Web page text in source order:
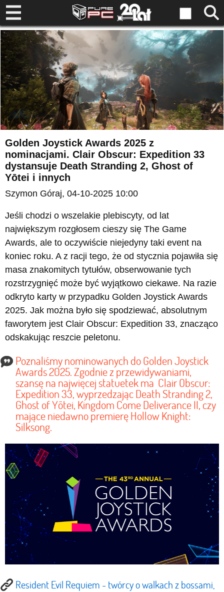
Golden Joystick Awards 2025 z
nominacjami. Clair Obscur: Expedition 33
dystansuje Death Stranding 2, Ghost of
Yōtei i innych
Szymon Góraj, 04-10-2025 10:00
Jeśli chodzi o wszelakie plebiscyty, od lat
największym rozgłosem cieszy się The Game
Awards, ale to oczywiście niejedyny taki event na
koniec roku. A z racji tego, że od stycznia pojawiła się
masa znakomitych tytułów, obserwowanie tych
rozstrzygnięć może być wyjątkowo ciekawe. Na razie
odkryto karty w przypadku Golden Joystick Awards
2025. Jak można było się spodziewać, absolutnym
faworytem jest Clair Obscur: Expedition 33, znacząco
odskakując reszcie peletonu.
Poznaliśmy nominowanych do Golden Joystick
Awards 2025. Zgodnie z przewidywaniami,
szansę na najwięcej statuetek ma Clair Obscur:
Expedition 33, wyprzedzając Death Stranding 2,
Ghost of Yōtei, Kingdom Come Deliverance II, czy
mające niedawno premierę Hollow Knight:
Silksong.
Resident Evil Requiem - twórcy o walkach z bossami,